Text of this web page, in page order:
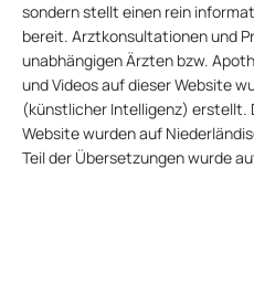
sondern stellt einen rein
bereit. Arztkonsultationen und
unabhängigen Ärzten bzw.
und Videos auf dieser Website
(künstlicher Intelligenz) erstellt.
Website wurden auf
Teil der Übersetzungen wurde